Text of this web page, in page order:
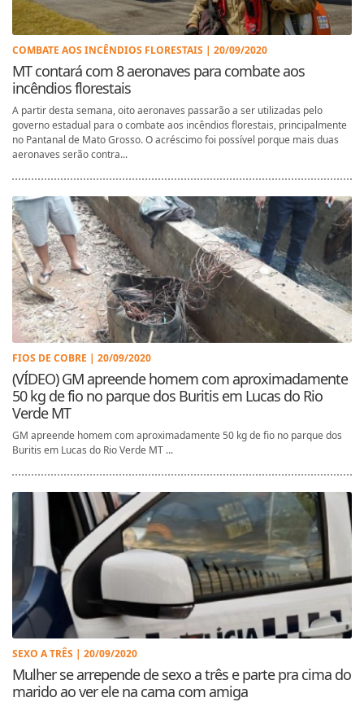
COMBATE AOS INCÊNDIOS FLORESTAIS | 20/09/2020
MT contará com 8 aeronaves para combate aos
incêndios florestais
A partir desta semana, oito aeronaves passarão a ser utilizadas pelo
governo estadual para o combate aos incêndios florestais, principalmente
no Pantanal de Mato Grosso. O acréscimo foi possível porque mais duas
aeronaves serão contra...
FIOS DE COBRE | 20/09/2020
(VÍDEO) GM apreende homem com aproximadamente
50 kg de fio no parque dos Buritis em Lucas do Rio
Verde MT
GM apreende homem com aproximadamente 50 kg de fio no parque dos
Buritis em Lucas do Rio Verde MT ...
SEXO A TRÊS | 20/09/2020
Mulher se arrepende de sexo a três e parte pra cima do
marido ao ver ele na cama com amiga